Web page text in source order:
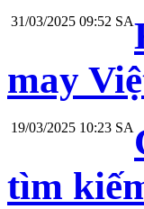
31/03/2025 09:52 SA
may
19/03/2025 10:23 SA
tìm